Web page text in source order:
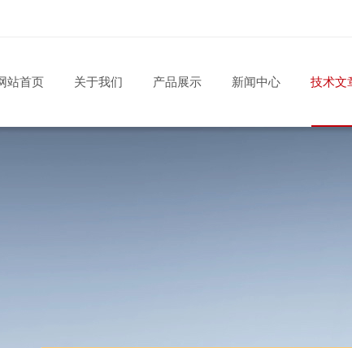
站首页 关于我们 产品展示 新闻中心 技术文